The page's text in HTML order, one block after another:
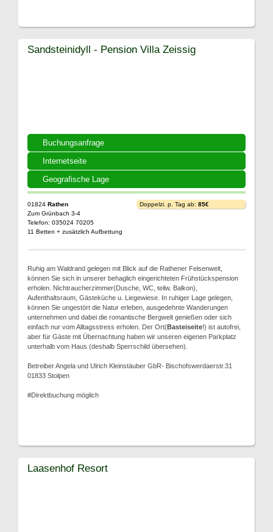
Buchungsanfrage
Internetseite
Geografische Lage
Sandsteinidyll - Pension Villa Zeissig
01824 Rathen
Zum Grünbach 3-4
Telefon: 035024 70205
11 Betten + zusätzlich Aufbettung
Doppelzi. p. Tag ab: 85€
Ruhig am Waldrand gelegen mit Blick auf die Rathener Felsenwelt,
können Sie sich in unserer behaglich eingerichteten Frühstückspension
erholen. Nichtraucherzimmer(Dusche, WC, teilw. Balkon),
Aufenthaltsraum, Gästeküche u. Liegewiese. In ruhiger Lage gelegen,
können Sie ungestört die Natur erleben, ausgedehnte Wanderungen
unternehmen und dabei die romantische Bergwelt genießen oder sich
einfach nur vom Alltagsstress erholen. Der Ort(Basteiseite!) ist autofrei,
aber für Gäste mit Übernachtung haben wir unseren eigenen Parkplatz
unterhalb vom Haus (deshalb Sperrschild übersehen).
Betreiber Angela und Ulrich Kleinstäuber GbR- Bischofswerdaerstr.31
01833 Stolpen
#Direktbuchung möglich
Laasenhof Resort